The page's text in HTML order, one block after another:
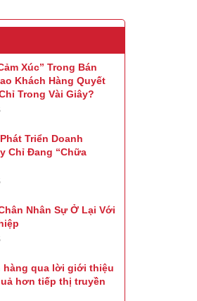
Xúc” Trong Bán
Khách Hàng Quyết
Trong Vài Giây?
Triển Doanh
Chỉ Đang “Chữa
Nhân Sự Ở Lại Với
hàng qua lời giới thiệu
hơn tiếp thị truyền